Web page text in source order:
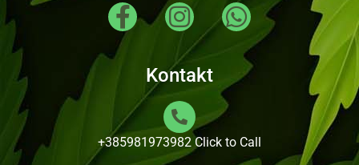
Kontakt
+385981973982 Click to Call